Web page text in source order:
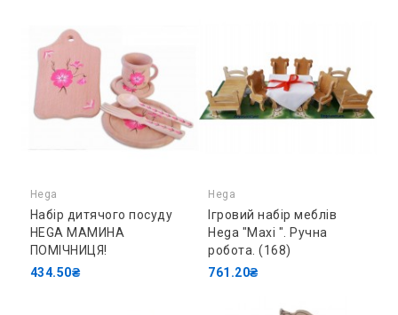
Hega
Набір дитячого посуду
HEGA МАМИНА
ПОМІЧНИЦЯ!
434.50₴
Hega
Ігровий набір меблів
Hega "Maxi ". Ручна
робота. (168)
761.20₴